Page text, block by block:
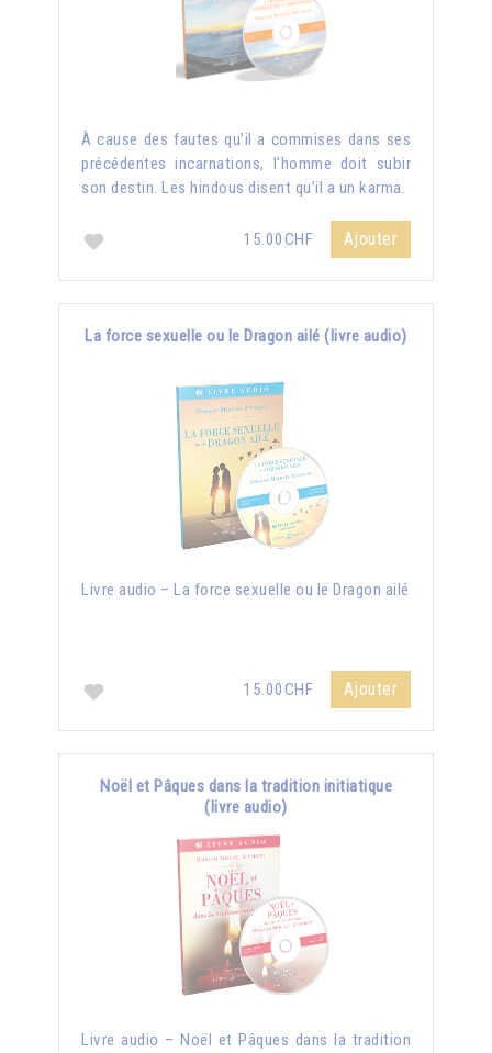
À cause des fautes qu’il a commises dans ses
précédentes incarnations, l’homme doit subir
son destin. Les hindous disent qu’il a un karma.
15.00CHF Ajouter
La force sexuelle ou le Dragon ailé (livre audio)
Livre audio – La force sexuelle ou le Dragon ailé
15.00CHF Ajouter
Noël et Pâques dans la tradition initiatique
(livre audio)
Livre audio – Noël et Pâques dans la tradition